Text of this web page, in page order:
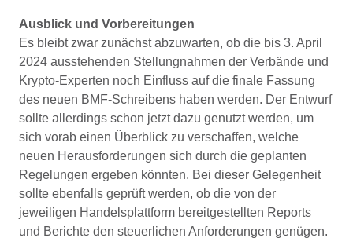
Ausblick und Vorbereitungen
Es bleibt zwar zunächst abzuwarten, ob die bis 3. April
2024 ausstehenden Stellungnahmen der Verbände und
Krypto-Experten noch Einfluss auf die finale Fassung
des neuen BMF-Schreibens haben werden. Der Entwurf
sollte allerdings schon jetzt dazu genutzt werden, um
sich vorab einen Überblick zu verschaffen, welche
neuen Herausforderungen sich durch die geplanten
Regelungen ergeben könnten. Bei dieser Gelegenheit
sollte ebenfalls geprüft werden, ob die von der
jeweiligen Handelsplattform bereitgestellten Reports
und Berichte den steuerlichen Anforderungen genügen.